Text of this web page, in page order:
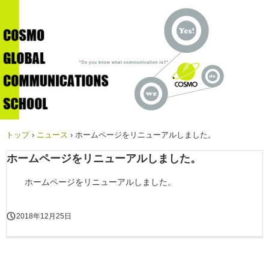
トップ › ニュース › ホームページをリニューアルしました。
ホームページをリニューアルしました。
ホームページをリニューアルしました。
2018年12月25日